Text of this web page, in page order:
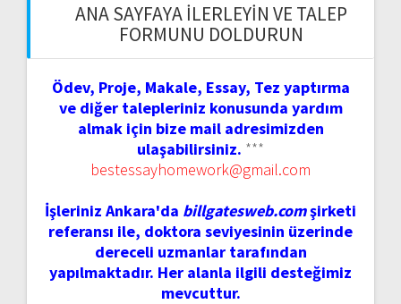
ANA SAYFAYA İLERLEYIN VE TALEP
FORMUNU DOLDURUN
Ödev, Proje, Makale, Essay, Tez yaptırma
ve diğer talepleriniz konusunda yardım
almak için bize mail adresimizden
ulaşabilirsiniz. ***
bestessayhomework@gmail.com
İşleriniz Ankara'da billgatesweb.comşirketi
referansı ile, doktora seviyesinin üzerinde
dereceli uzmanlar tarafından
yapılmaktadır. Her alanla ilgili desteğimiz
mevcuttur.